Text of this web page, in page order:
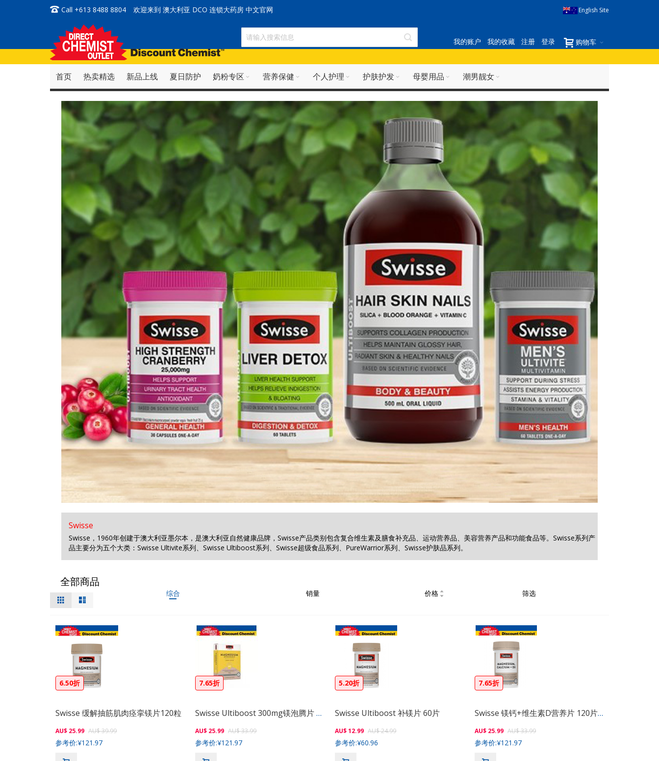
跳
内
Call +613 8488 8804 欢迎来到 澳大利亚 DCO 连锁大药房 中文官网 English Site
购物车
我的账户 我的收藏 注册 登录
首页 热卖精选 新品上线 夏日防护 奶粉专区 营养保健 个人护理 护肤护发 母婴用品 潮男靓女
Swisse
Swisse，1960年创建于澳大利亚墨尔本，是澳大利亚自然健康品牌，Swisse产品类别包含复合维生素及膳食补充品、运动营养品、美容营养产品和功能食品等。Swisse系列产
品主要分为五个大类：Swisse Ultivite系列、Swisse Ultiboost系列、Swisse超级食品系列、PureWarrior系列、Swisse护肤品系列。
全部商品
图
以
综合 销量 价格 筛选
6.50折
Swisse 缓解抽筋肌肉痉挛镁片120粒
AU$ 25.99 AU$ 39.99
参考价:¥121.97
7.65折
Swisse Ultiboost 300mg镁泡腾片 60片
AU$ 25.99 AU$ 33.99
参考价:¥121.97
5.20折
Swisse Ultiboost 补镁片 60片
AU$ 12.99 AU$ 24.99
参考价:¥60.96
7.65折
Swisse 镁钙+维生素D营养片 120片（补钙）
AU$ 25.99 AU$ 33.99
参考价:¥121.97